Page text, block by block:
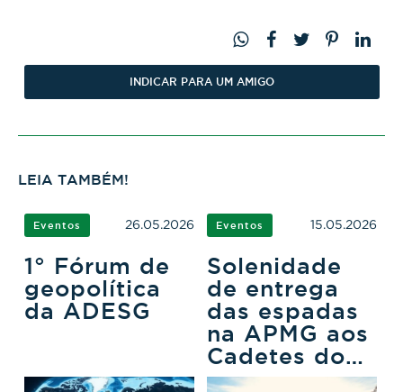
INDICAR PARA UM AMIGO
LEIA TAMBÉM!
Eventos 26.05.2026
1° Fórum de
geopolítica
da ADESG
Eventos 15.05.2026
Solenidade
de entrega
das espadas
na APMG aos
Cadetes do
3ºCFO